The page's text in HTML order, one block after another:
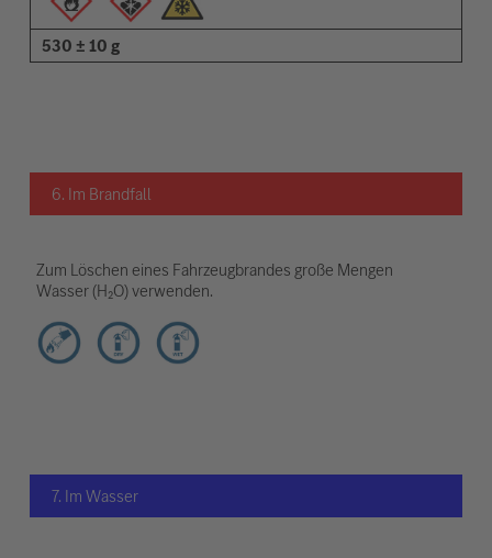
530 ± 10 g
6. Im Brandfall
Zum Löschen eines Fahrzeugbrandes große Mengen
Wasser (H₂O) verwenden.
7. Im Wasser